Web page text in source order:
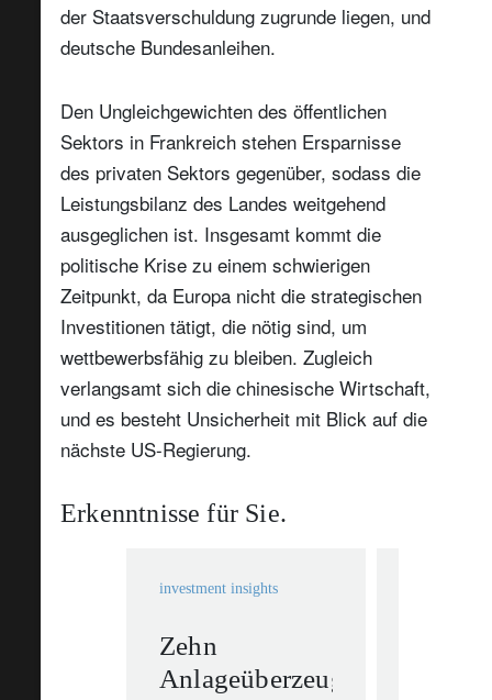
der Staatsverschuldung zugrunde liegen, und
deutsche Bundesanleihen.
Den Ungleichgewichten des öffentlichen
Sektors in Frankreich stehen Ersparnisse
des privaten Sektors gegenüber, sodass die
Leistungsbilanz des Landes weitgehend
ausgeglichen ist. Insgesamt kommt die
politische Krise zu einem schwierigen
Zeitpunkt, da Europa nicht die strategischen
Investitionen tätigt, die nötig sind, um
wettbewerbsfähig zu bleiben. Zugleich
verlangsamt sich die chinesische Wirtschaft,
und es besteht Unsicherheit mit Blick auf die
nächste US-Regierung.
Erkenntnisse für Sie.
investment insights
Zehn
Anlageüberzeugungen